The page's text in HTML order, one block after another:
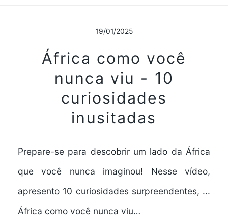
19/01/2025
África como você
nunca viu - 10
curiosidades
inusitadas
Prepare-se para descobrir um lado da África
que você nunca imaginou! Nesse vídeo,
apresento 10 curiosidades surpreendentes, ...
África como você nunca viu…